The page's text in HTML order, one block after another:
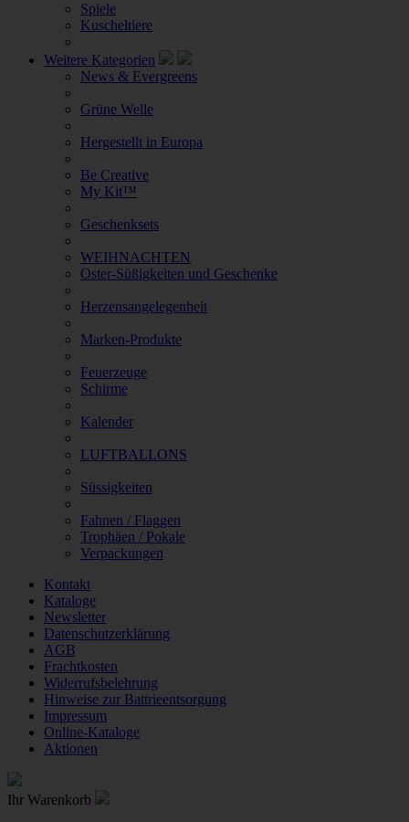
Spiele
Kuscheltiere
Weitere Kategorien
News & Evergreens
Grüne Welle
Hergestellt in Europa
Be Creative
My Kit™
Geschenksets
WEIHNACHTEN
Oster-Süßigkeiten und Geschenke
Herzensangelegenheit
Marken-Produkte
Feuerzeuge
Schirme
Kalender
LUFTBALLONS
Süssigkeiten
Fahnen / Flaggen
Trophäen / Pokale
Verpackungen
Kontakt
Kataloge
Newsletter
Datenschutzerklärung
AGB
Frachtkosten
Widerrufsbelehrung
Hinweise zur Battrieentsorgung
Impressum
Online-Kataloge
Aktionen
Ihr Warenkorb